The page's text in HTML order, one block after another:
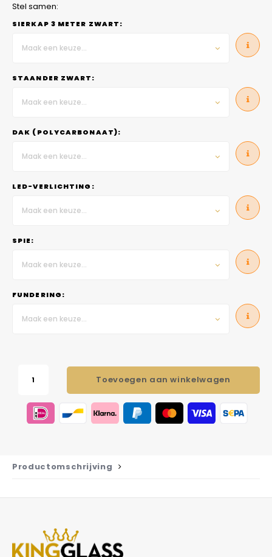
Stel samen:
SIERKAP 3 METER ZWART:
Maak een keuze...
STAANDER ZWART:
Maak een keuze...
DAK (POLYCARBONAAT):
Maak een keuze...
LED-VERLICHTING:
Maak een keuze...
SPIE:
Maak een keuze...
FUNDERING:
Maak een keuze...
Toevoegen aan winkelwagen
Productomschrijving